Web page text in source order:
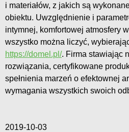
i materiałów, z jakich są
obiektu. Uwzględnienie i
intymnej, komfortowej atmosfery
wszystko można liczyć,
https://domel.pl/. Firma stawiając
rozwiązania, certyfikowane
spełnienia marzeń o efektownej
wymagania wszystkich swoich
2019-10-03